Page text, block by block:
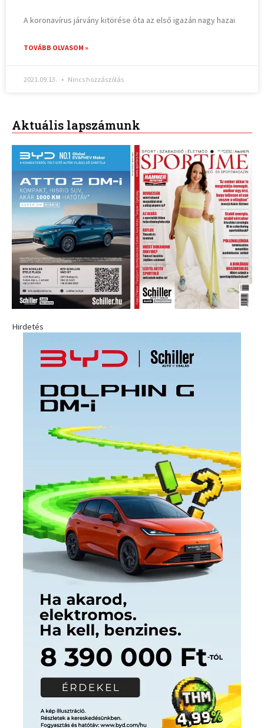
A koronavírus járvány kitörése óta az első igazán nagy hazai
TOVÁBB OLVASOM »
2021.09.13. Nincs hozzászólás
Aktuális lapszámunk
Hirdetés